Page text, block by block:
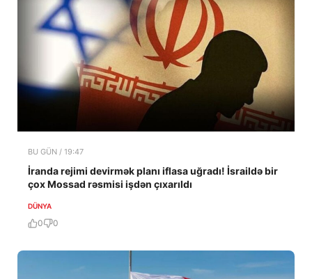
BU GÜN / 19:47
İranda rejimi devirmək planı iflasa uğradı! İsraildə bir
çox Mossad rəsmisi işdən çıxarıldı
DÜNYA
0 0